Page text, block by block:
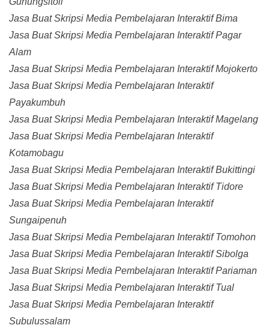
Jasa Buat Skripsi Media Pembelajaran Interaktif Bima
Jasa Buat Skripsi Media Pembelajaran Interaktif Pagar
Alam
Jasa Buat Skripsi Media Pembelajaran Interaktif Mojokerto
Jasa Buat Skripsi Media Pembelajaran Interaktif
Payakumbuh
Jasa Buat Skripsi Media Pembelajaran Interaktif Magelang
Jasa Buat Skripsi Media Pembelajaran Interaktif
Kotamobagu
Jasa Buat Skripsi Media Pembelajaran Interaktif Bukittingi
Jasa Buat Skripsi Media Pembelajaran Interaktif Tidore
Jasa Buat Skripsi Media Pembelajaran Interaktif
Sungaipenuh
Jasa Buat Skripsi Media Pembelajaran Interaktif Tomohon
Jasa Buat Skripsi Media Pembelajaran Interaktif Sibolga
Jasa Buat Skripsi Media Pembelajaran Interaktif Pariaman
Jasa Buat Skripsi Media Pembelajaran Interaktif Tual
Jasa Buat Skripsi Media Pembelajaran Interaktif
Subulussalam